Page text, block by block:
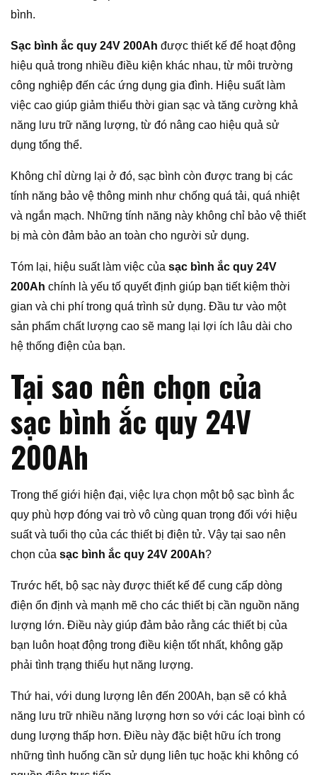
bình.
Sạc bình ắc quy 24V 200Ah được thiết kế để hoạt động
hiệu quả trong nhiều điều kiện khác nhau, từ môi trường
công nghiệp đến các ứng dụng gia đình. Hiệu suất làm
việc cao giúp giảm thiểu thời gian sạc và tăng cường khả
năng lưu trữ năng lượng, từ đó nâng cao hiệu quả sử
dụng tổng thể.
Không chỉ dừng lại ở đó, sạc bình còn được trang bị các
tính năng bảo vệ thông minh như chống quá tải, quá nhiệt
và ngắn mạch. Những tính năng này không chỉ bảo vệ thiết
bị mà còn đảm bảo an toàn cho người sử dụng.
Tóm lại, hiệu suất làm việc của sạc bình ắc quy 24V
200Ah chính là yếu tố quyết định giúp bạn tiết kiệm thời
gian và chi phí trong quá trình sử dụng. Đầu tư vào một
sản phẩm chất lượng cao sẽ mang lại lợi ích lâu dài cho
hệ thống điện của bạn.
Tại sao nên chọn của
sạc bình ắc quy 24V
200Ah
Trong thế giới hiện đại, việc lựa chọn một bộ sạc bình ắc
quy phù hợp đóng vai trò vô cùng quan trọng đối với hiệu
suất và tuổi thọ của các thiết bị điện tử. Vậy tại sao nên
chọn của sạc bình ắc quy 24V 200Ah?
Trước hết, bộ sạc này được thiết kế để cung cấp dòng
điện ổn định và mạnh mẽ cho các thiết bị cần nguồn năng
lượng lớn. Điều này giúp đảm bảo rằng các thiết bị của
bạn luôn hoạt động trong điều kiện tốt nhất, không gặp
phải tình trạng thiếu hụt năng lượng.
Thứ hai, với dung lượng lên đến 200Ah, bạn sẽ có khả
năng lưu trữ nhiều năng lượng hơn so với các loại bình có
dung lượng thấp hơn. Điều này đặc biệt hữu ích trong
những tình huống cần sử dụng liên tục hoặc khi không có